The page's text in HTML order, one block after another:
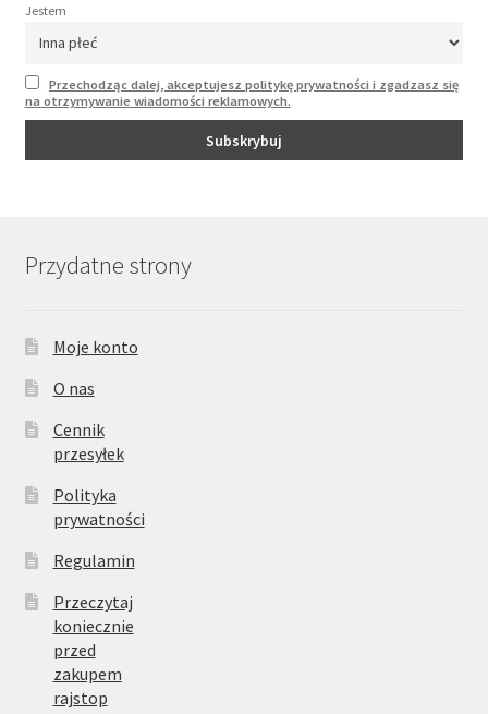
Jestem
Przechodząc dalej, akceptujesz politykę prywatności i zgadzasz się
na otrzymywanie wiadomości reklamowych.
Przydatne strony
Moje konto
O nas
Cennik
przesyłek
Polityka
prywatności
Regulamin
Przeczytaj
koniecznie
przed
zakupem
rajstop